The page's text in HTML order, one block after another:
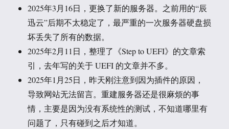
2025年3月16日，更换了新的服务器。之前用的“辰
迅云”后期不太稳定了，最严重的一次服务器硬盘损
坏丢失了所有的数据。
2025年2月11日，整理了《Step to UEFI》的文章索
引，去年写的关于 UEFI 的文章并不多。
2025年1月25日，昨天刚注意到因为插件的原因，
导致网站无法留言。重建服务器还是很麻烦的事
情，主要是因为没有系统性的测试，不知道哪里有
问题了，只有碰到之后才知道。